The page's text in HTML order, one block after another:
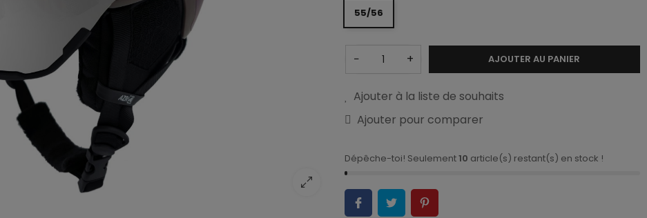
55/56
− + AJOUTER AU PANIER
Ajouter à la liste de souhaits
Ajouter pour comparer
Dépêche-toi! Seulement10 article(s) restant(s) en stock !